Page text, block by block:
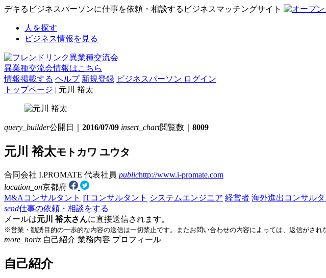
デキるビジネスパーソンに仕事を依頼・相談するビジネスマッチングサイト
人を探す
ビジネス情報を見る
異業種交流会情報はこちら
情報掲載する ヘルプ 新規登録 ビジネスパーソン ログイン
トップページ | 元川 裕太
query_builder公開日｜ 2016/07/09 insert_chart閲覧数｜ 8009
元川 裕太モトカワ ユウタ
合同会社 I.PROMATE 代表社員 publichttp://www.i-promate.com
location_on京都府
M&Aコンサルタント ITコンサルタント システムエンジニア 経営者 海外進出コンサルタ
send仕事の依頼・相談をする
メールは元川 裕太さんに直接送信されます。
※営業・勧誘目的の一歩的な内容の送信は一切禁止です。またお問い合わせの内容によっては、返信がされ
more_horiz 自己紹介 業務内容 プロフィール
自己紹介